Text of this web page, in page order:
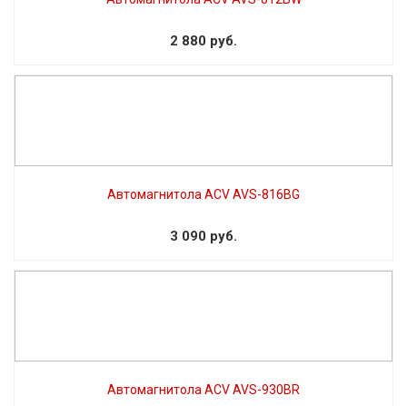
2 880 руб.
Автомагнитола ACV AVS-816BG
3 090 руб.
Автомагнитола ACV AVS-930BR